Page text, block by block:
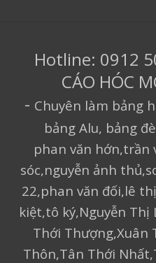
Hotline: 0912
CÁO HÓC
- Chuyên làm bảng
bảng Alu, bảng
phan văn hớn,trần
sóc,nguyễn ảnh
22,phan văn đối,lê
kiệt,tô ký,Nguyễn Thị
Thới Thượng,Xuân
Thôn,Tân Thới